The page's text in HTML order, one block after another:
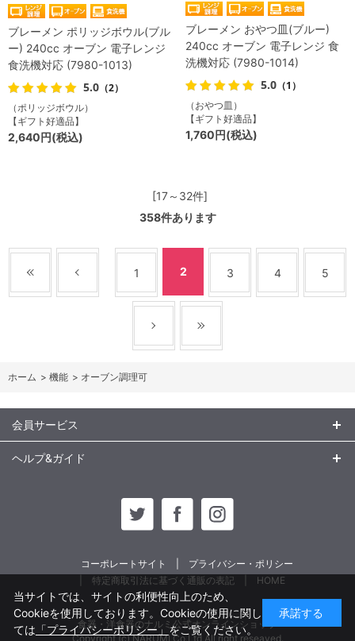
ブレーメン ポリッジボウル(ブル
ー) 240cc オーブン 電子レンジ
食洗機対応 (7980-1013)
5.0 （2）
（ポリッジボウル）
【ギフト好適品】
2,640円(税込)
ブレーメン おやつ皿(ブルー)
240cc オーブン 電子レンジ 食
洗機対応 (7980-1014)
5.0 （1）
（おやつ皿）
【ギフト好適品】
1,760円(税込)
[17～32件]
358件あります
1 2 3 4 5
ホーム > 機能 > オーブン調理可
会員サービス
ヘルプ&ガイド
コーポレートサイト
プライバシー・ポリシー
特定商取引法に基づく通販の表記
HOME
食器・洋食器のナルミ公式オンラインショップ
Copyright (c) NARUMI Co,Ltd All right reseaved.
当サイトでは、サイトの利便性向上のため、
Cookieを使用しております。Cookieの使用に関し
ては 「プライバシーポリシー」をご覧ください。
承諾する